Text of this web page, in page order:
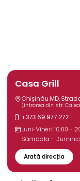
Casa Grill
Chișinău MD,
(intrarea din str.
+373 69 977 272
Luni-Vineri: 10:00 -
Sâmbăta -
Arată direcția